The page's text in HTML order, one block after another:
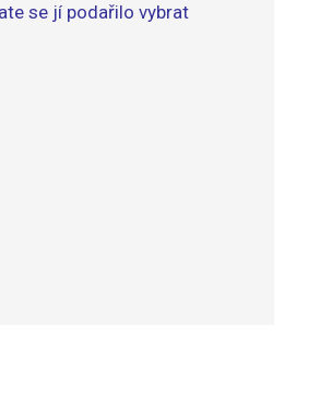
se jí podařilo vybrat